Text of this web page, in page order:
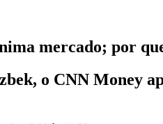
mercado; por
o CNN Money